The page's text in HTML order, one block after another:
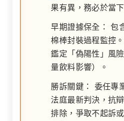
果有異，務必於當
早期證據保全： 包
棉棒封裝過程監控
鑑定「偽陽性」風
量飲料影響）。
勝訴關鍵：
委任專
法庭最新判決，抗
排除，爭取不起訴